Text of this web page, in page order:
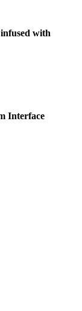
with
Interface